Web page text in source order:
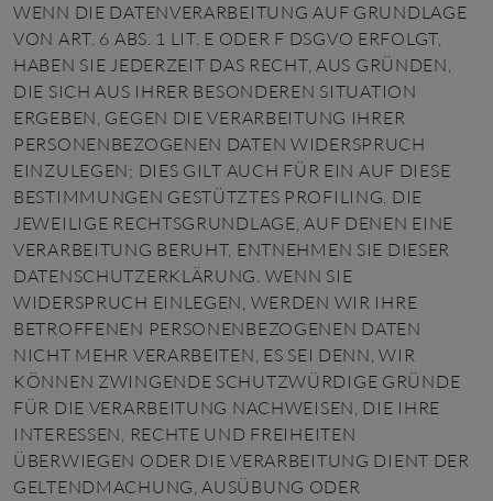
WENN DIE DATENVERARBEITUNG AUF GRUNDLAGE
VON ART. 6 ABS. 1 LIT. E ODER F DSGVO ERFOLGT,
HABEN SIE JEDERZEIT DAS RECHT, AUS GRÜNDEN,
DIE SICH AUS IHRER BESONDEREN SITUATION
ERGEBEN, GEGEN DIE VERARBEITUNG IHRER
PERSONENBEZOGENEN DATEN WIDERSPRUCH
EINZULEGEN; DIES GILT AUCH FÜR EIN AUF DIESE
BESTIMMUNGEN GESTÜTZTES PROFILING. DIE
JEWEILIGE RECHTSGRUNDLAGE, AUF DENEN EINE
VERARBEITUNG BERUHT, ENTNEHMEN SIE DIESER
DATENSCHUTZERKLÄRUNG. WENN SIE
WIDERSPRUCH EINLEGEN, WERDEN WIR IHRE
BETROFFENEN PERSONENBEZOGENEN DATEN
NICHT MEHR VERARBEITEN, ES SEI DENN, WIR
KÖNNEN ZWINGENDE SCHUTZWÜRDIGE GRÜNDE
FÜR DIE VERARBEITUNG NACHWEISEN, DIE IHRE
INTERESSEN, RECHTE UND FREIHEITEN
ÜBERWIEGEN ODER DIE VERARBEITUNG DIENT DER
GELTENDMACHUNG, AUSÜBUNG ODER